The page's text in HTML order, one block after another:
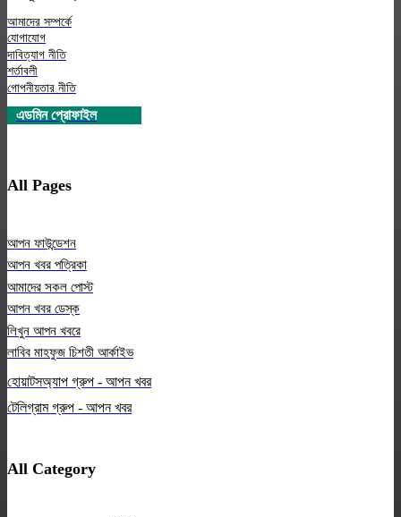
আমাদের সম্পর্কে
যোগাযোগ
দাবিত্যাগ নীতি
শর্তাবলী
গোপনীয়তার নীতি
এডমিন প্রোফাইল
All Pages
আপন ফাউন্ডেশন
আপন খবর পত্রিকা
আমাদের সকল পোস্ট
আপন খবর ডেস্ক
লিখুন আপন খবরে
লাবিব মাহফুজ চিশতী আর্কাইভ
হোয়াটসঅ্যাপ গ্রুপ - আপন খবর
টেলিগ্রাম গ্রুপ - আপন খবর
All Category